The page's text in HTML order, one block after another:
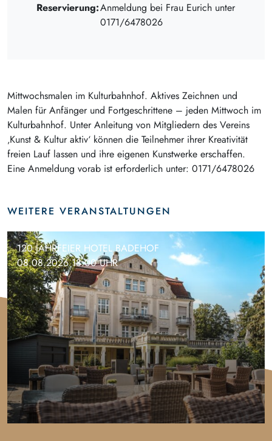
Reservierung:Anmeldung bei Frau Eurich unter
0171/6478026
Mittwochsmalen im Kulturbahnhof. Aktives Zeichnen und
Malen für Anfänger und Fortgeschrittene – jeden Mittwoch im
Kulturbahnhof. Unter Anleitung von Mitgliedern des Vereins
‚Kunst & Kultur aktiv‘ können die Teilnehmer ihrer Kreativität
freien Lauf lassen und ihre eigenen Kunstwerke erschaffen.
Eine Anmeldung vorab ist erforderlich unter: 0171/6478026
WEITERE VERANSTALTUNGEN
120 JAHRFEIER HOTEL BADEHOF
08.08.2026 18:00 UHR